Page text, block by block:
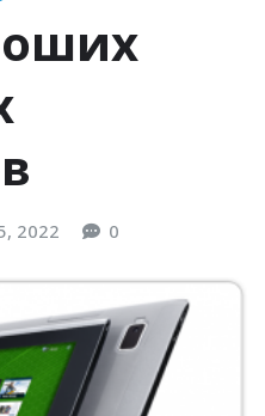
2022 0